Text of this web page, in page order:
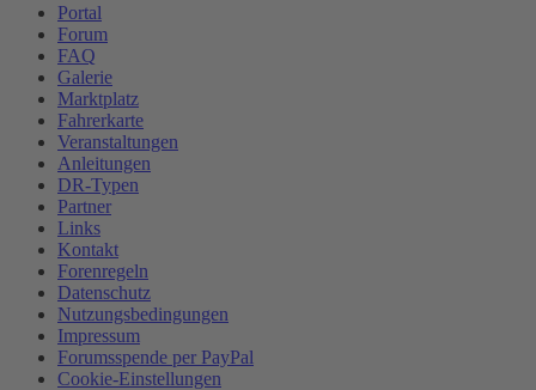
Portal
Forum
FAQ
Galerie
Marktplatz
Fahrerkarte
Veranstaltungen
Anleitungen
DR-Typen
Partner
Links
Kontakt
Forenregeln
Datenschutz
Nutzungsbedingungen
Impressum
Forumsspende per PayPal
Cookie-Einstellungen